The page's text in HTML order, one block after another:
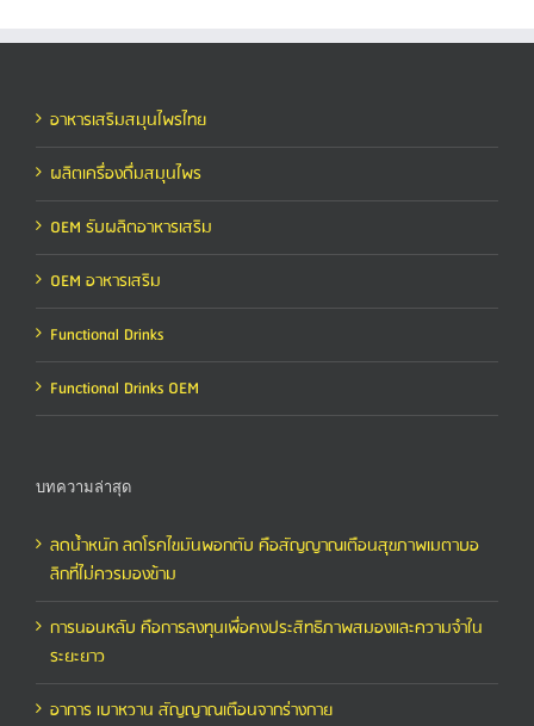
อาหารเสริมสมุนไพรไทย
ผลิตเครื่องดื่มสมุนไพร
OEM รับผลิตอาหารเสริม
OEM อาหารเสริม
Functional Drinks
Functional Drinks OEM
บทความล่าสุด
ลดน้ำหนัก ลดโรคไขมันพอกตับ คือสัญญาณเตือนสุขภาพเมตาบอ
ลิกที่ไม่ควรมองข้าม
การนอนหลับ คือการลงทุนเพื่อคงประสิทธิภาพสมองและความจำใน
ระยะยาว
อาการ เบาหวาน สัญญาณเตือนจากร่างกาย